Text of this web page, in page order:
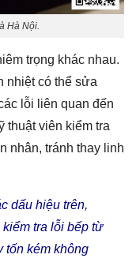
Hà Nội.
trọng khác nhau.
nhiệt có thể sửa
lỗi liên quan đến
thuật viên kiểm tra
nhân, tránh thay linh
dấu hiệu trên,
tra lỗi bếp từ
tốn kém không